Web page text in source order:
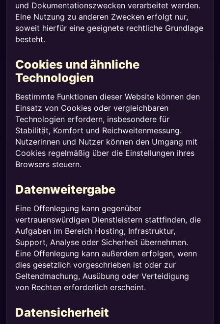
und Dokumentationszwecken verarbeitet werden.
Eine Nutzung zu anderen Zwecken erfolgt nur,
soweit hierfür eine geeignete rechtliche Grundlage
besteht.
Cookies und ähnliche
Technologien
Bestimmte Funktionen dieser Website können den
Einsatz von Cookies oder vergleichbaren
Technologien erfordern, insbesondere für
Stabilität, Komfort und Reichweitenmessung.
Nutzerinnen und Nutzer können den Umgang mit
Cookies regelmäßig über die Einstellungen ihres
Browsers steuern.
Datenweitergabe
Eine Offenlegung kann gegenüber
vertrauenswürdigen Dienstleistern stattfinden, die
Aufgaben im Bereich Hosting, Infrastruktur,
Support, Analyse oder Sicherheit übernehmen.
Eine Offenlegung kann außerdem erfolgen, wenn
dies gesetzlich vorgeschrieben ist oder zur
Geltendmachung, Ausübung oder Verteidigung
von Rechten erforderlich erscheint.
Datensicherheit